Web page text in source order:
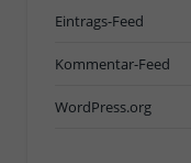
Eintrags-Feed
Kommentar-Feed
WordPress.org